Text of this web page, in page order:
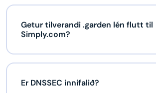
Getur tilverandi .garden lén flutt til
Simply.com?
Er DNSSEC innifalið?